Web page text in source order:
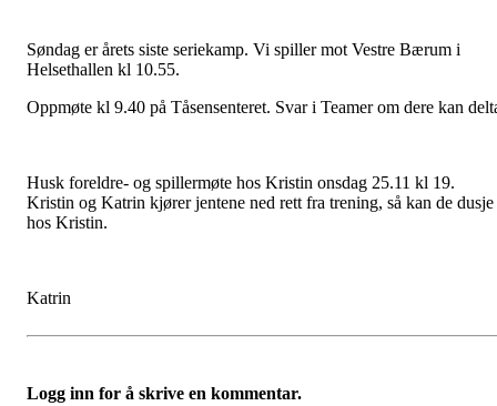
Søndag er årets siste seriekamp. Vi spiller mot Vestre Bærum i
Helsethallen kl 10.55.
Oppmøte kl 9.40 på Tåsensenteret. Svar i Teamer om dere kan
Husk foreldre- og spillermøte hos Kristin onsdag 25.11 kl 19.
Kristin og Katrin kjører jentene ned rett fra trening, så kan de dusje
hos Kristin.
Katrin
Logg inn for å skrive en kommentar.